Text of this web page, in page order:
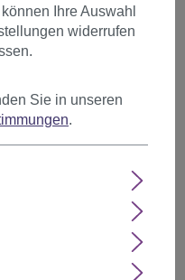
Haarteil
Zopf
N310-14
Ihre Auswahl
widerrufen
Sie in unseren
.